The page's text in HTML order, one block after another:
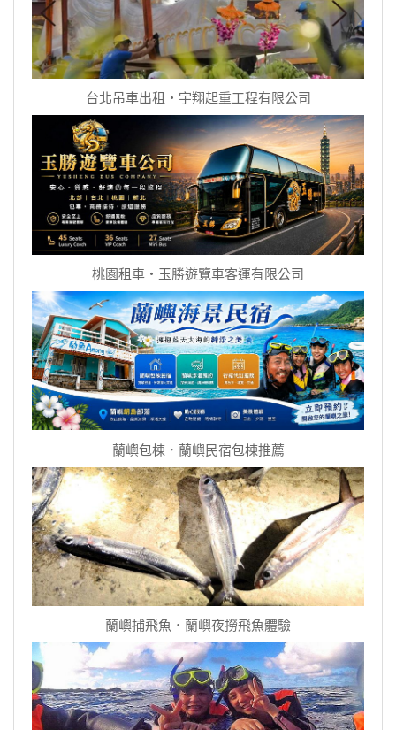
台北吊車出租‧宇翔起重工程有限公司
桃園租車‧玉勝遊覽車客運有限公司
蘭嶼包棟．蘭嶼民宿包棟推薦
蘭嶼捕飛魚．蘭嶼夜撈飛魚體驗